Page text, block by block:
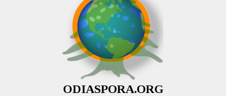
ODIASPORA.ORG